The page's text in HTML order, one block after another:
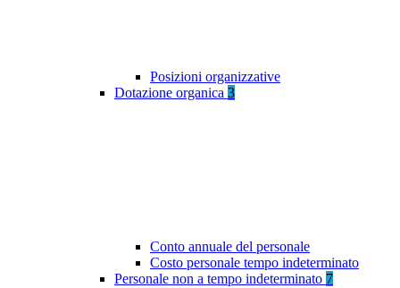
Posizioni organizzative
Dotazione organica 3
Conto annuale del personale
Costo personale tempo indeterminato
Personale non a tempo indeterminato 7